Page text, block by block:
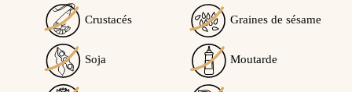
Crustacés Graines de sésame
Soja Moutarde